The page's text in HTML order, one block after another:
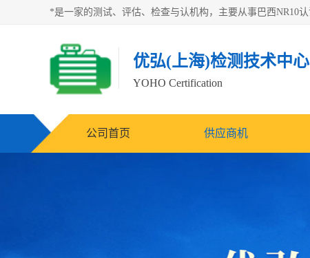
优弘(上海)检测技术中心
YOHO Certification
公司首页 供应商机